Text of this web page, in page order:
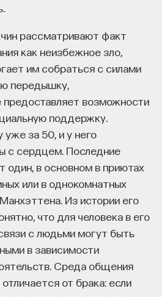
рассматривают факт
как неизбежное зло,
им собраться с силами
передышку,
возможности
поддержку.
уже за 50, и у него
с сердцем. Последние
один, в основном в приютах
или в однокомнатных
Из истории его
что для человека в его
с людьми могут быть
в зависимости
Среда общения
от брака: если